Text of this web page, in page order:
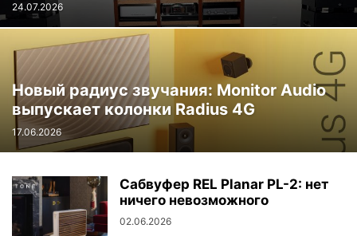
24.07.2026
Новый радиус звучания: Monitor Audio
выпускает колонки Radius 4G
17.06.2026
Сабвуфер REL Planar PL-2: нет
ничего невозможного
02.06.2026